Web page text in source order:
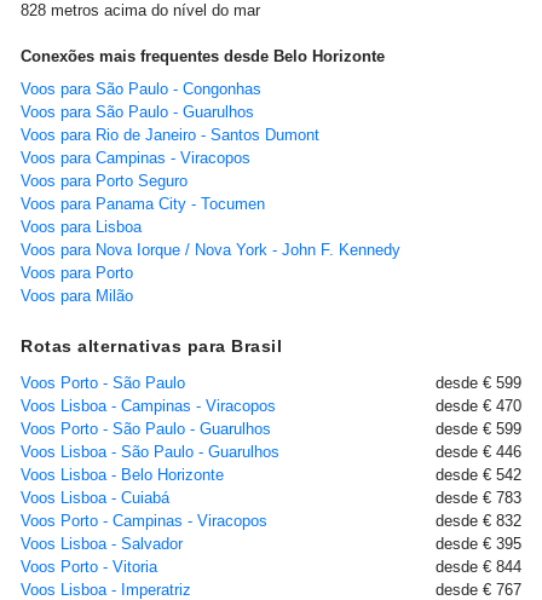
828 metros acima do nível do mar
Conexões mais frequentes desde Belo Horizonte
Voos para São Paulo - Congonhas
Voos para São Paulo - Guarulhos
Voos para Rio de Janeiro - Santos Dumont
Voos para Campinas - Viracopos
Voos para Porto Seguro
Voos para Panama City - Tocumen
Voos para Lisboa
Voos para Nova Iorque / Nova York - John F. Kennedy
Voos para Porto
Voos para Milão
Rotas alternativas para Brasil
Voos Porto - São Paulo
desde € 599
Voos Lisboa - Campinas - Viracopos
desde € 470
Voos Porto - São Paulo - Guarulhos
desde € 599
Voos Lisboa - São Paulo - Guarulhos
desde € 446
Voos Lisboa - Belo Horizonte
desde € 542
Voos Lisboa - Cuiabá
desde € 783
Voos Porto - Campinas - Viracopos
desde € 832
Voos Lisboa - Salvador
desde € 395
Voos Porto - Vitoria
desde € 844
Voos Lisboa - Imperatriz
desde € 767